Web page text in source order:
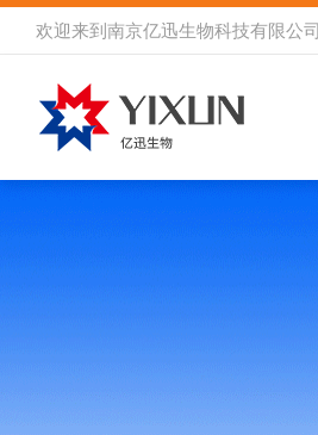
欢迎来到 南京亿迅生物科技有限公司